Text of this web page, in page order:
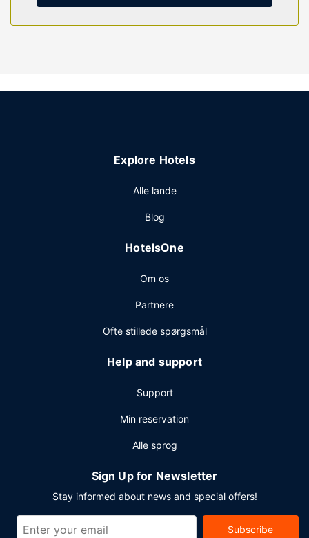
Ejendomsfacilitet
Gør brug af praktiske faciliteter, inklusive gratis trådløs
forretningscenter, en døgnåben reception og vaskeri.
Explore Hotels
Alle lande
Blog
HotelsOne
Om os
Partnere
Ofte stillede spørgsmål
Help and support
Support
Min reservation
Alle sprog
Sign Up for Newsletter
Stay informed about news and special offers!
Subscribe